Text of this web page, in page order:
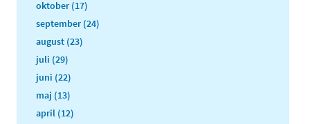
oktober (17)
september (24)
august (23)
juli (29)
juni (22)
maj (13)
april (12)